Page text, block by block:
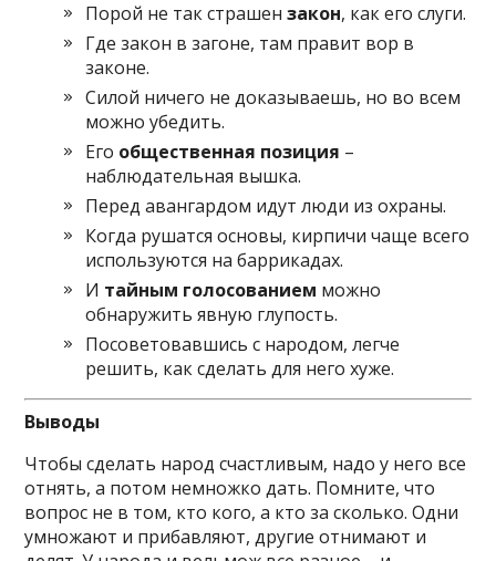
Порой не так страшензакон, как его слуги.
Где закон в загоне, там правит вор в
законе.
Силой ничего не доказываешь, но во всем
можно убедить.
Его общественная позиция –
наблюдательная вышка.
Перед авангардом идут люди из охраны.
Когда рушатся основы, кирпичи чаще всего
используются на баррикадах.
И тайным голосованием можно
обнаружить явную глупость.
Посоветовавшись с народом, легче
решить, как сделать для него хуже.
Выводы
Чтобы сделать народ счастливым, надо у него все
отнять, а потом немножко дать. Помните, что
вопрос не в том, кто кого, а кто за сколько. Одни
умножают и прибавляют, другие отнимают и